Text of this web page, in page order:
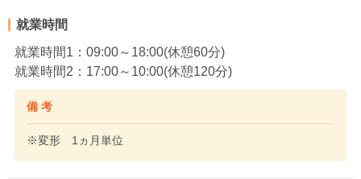
就業時間
就業時間1：09:00～18:00(休憩60分)
就業時間2：17:00～10:00(休憩120分)
備 考
※変形 1ヵ月単位